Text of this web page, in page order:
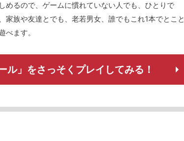
めるので、ゲームに慣れていない人でも、ひとりで
家族や友達とでも、老若男女、誰でもこれ1本でとこと
べます。
ル」をさっそくプレイしてみる！